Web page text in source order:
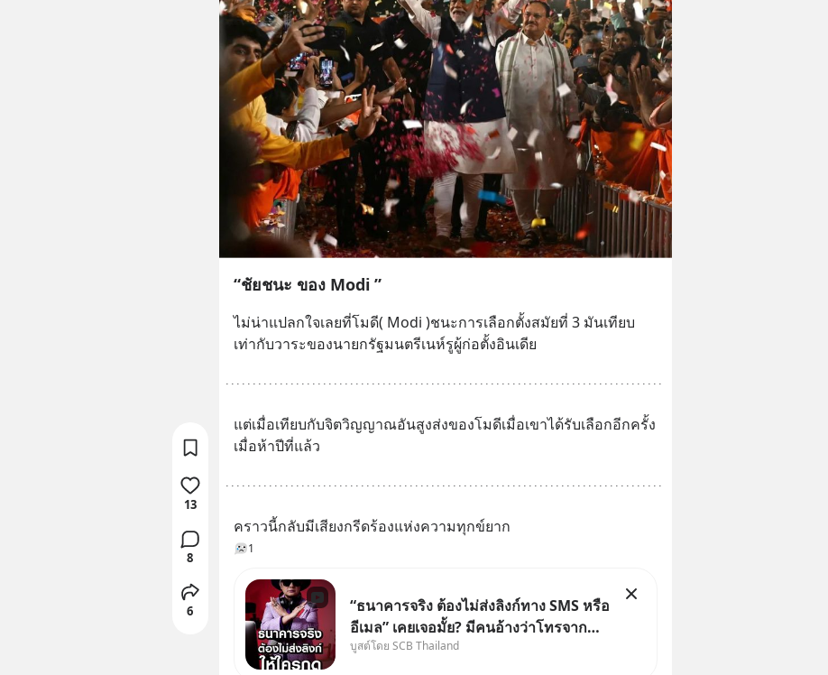
“ชัยชนะ ของ Modi ”
ไม่น่าแปลกใจเลยที่โมดี( Modi )ชนะการเลือกตั้งสมัยที่ 3 มันเทียบ
เท่ากับวาระของนายกรัฐมนตรีเนห์รูผู้ก่อตั้งอินเดีย
แต่เมื่อเทียบกับจิตวิญญาณอันสูงส่งของโมดีเมื่อเขาได้รับเลือกอีกครั้ง
เมื่อห้าปีที่แล้ว
คราวนี้กลับมีเสียงกรีดร้องแห่งความทุกข์ยาก
1
“ธนาคารจริง ต้องไม่ส่งลิงก์ทาง SMS หรือ
อีเมล” เคยเจอมั้ย? มีคนอ้างว่าโทรจาก
ธนาคาร บอกว่าบัญชีมีปัญหา แล้วให้กด
บูสต์โดย SCB Thailand
13
8
6